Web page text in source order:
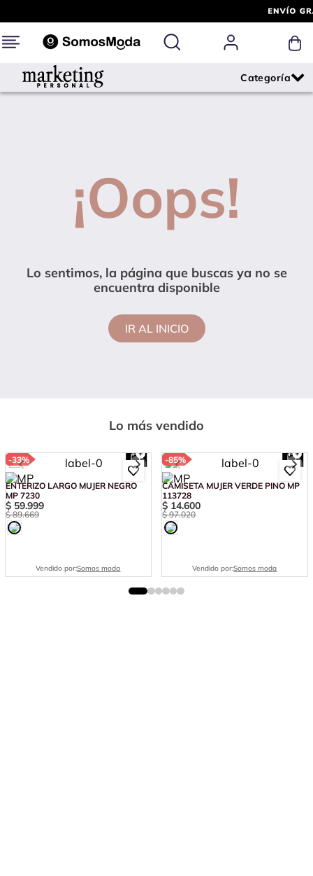
¡Oops!
Lo sentimos, la página que buscas ya no se
encuentra disponible
IR AL INICIO
Lo más vendido
-33%
ENTERIZO LARGO MUJER NEGRO
MP 7230
$ 59.999
$ 89.669
Vendido por:Somos moda
-85%
CAMISETA MUJER VERDE PINO MP
113728
$ 14.600
$ 97.020
Vendido por:Somos moda